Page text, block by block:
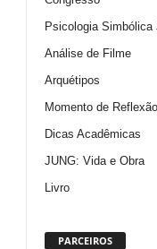
Psicologia Simbólica
Análise de Filme
Arquétipos
Momento de Reflexão
Dicas Acadêmicas
JUNG: Vida e Obra
Livro
PARCEIROS